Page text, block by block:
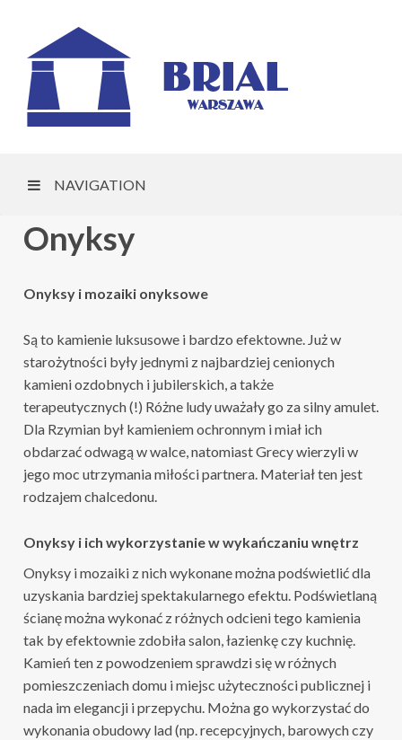
NAVIGATION
Onyksy
Onyksy i mozaiki onyksowe
Są to kamienie luksusowe i bardzo efektowne. Już w
starożytności były jednymi z najbardziej cenionych
kamieni ozdobnych i jubilerskich, a także
terapeutycznych (!) Różne ludy uważały go za silny amulet.
Dla Rzymian był kamieniem ochronnym i miał ich
obdarzać odwagą w walce, natomiast Grecy wierzyli w
jego moc utrzymania miłości partnera. Materiał ten jest
rodzajem chalcedonu.
Onyksy i ich wykorzystanie w wykańczaniu wnętrz
Onyksy i mozaiki z nich wykonane można podświetlić dla
uzyskania bardziej spektakularnego efektu. Podświetlaną
ścianę można wykonać z różnych odcieni tego kamienia
tak by efektownie zdobiła salon, łazienkę czy kuchnię.
Kamień ten z powodzeniem sprawdzi się w różnych
pomieszczeniach domu i miejsc użyteczności publicznej i
nada im elegancji i przepychu. Można go wykorzystać do
wykonania obudowy lad (np. recepcyjnych, barowych czy